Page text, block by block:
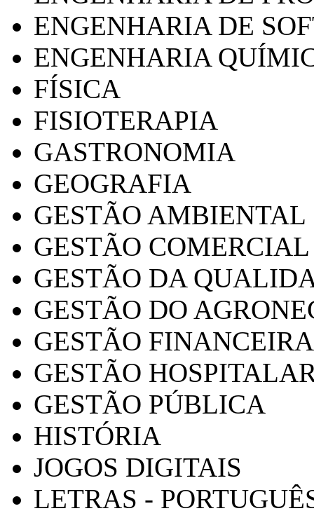
ENGENHARIA DE
ENGENHARIA
FÍSICA
FISIOTERAPIA
GASTRONOMIA
GEOGRAFIA
GESTÃO AMBIENTAL
GESTÃO COMERCIAL
GESTÃO DA
GESTÃO DO
GESTÃO FINANCEIRA
GESTÃO
GESTÃO PÚBLICA
HISTÓRIA
JOGOS DIGITAIS
LETRAS -